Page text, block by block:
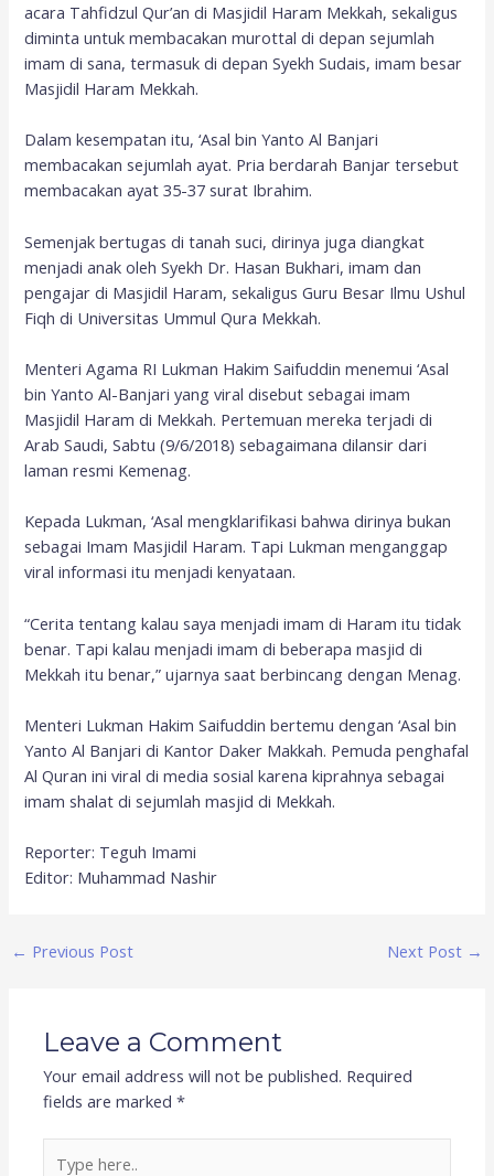
acara Tahfidzul Qur’an di Masjidil Haram Mekkah, sekaligus
diminta untuk membacakan murottal di depan sejumlah
imam di sana, termasuk di depan Syekh Sudais, imam besar
Masjidil Haram Mekkah.
Dalam kesempatan itu, ‘Asal bin Yanto Al Banjari
membacakan sejumlah ayat. Pria berdarah Banjar tersebut
membacakan ayat 35-37 surat Ibrahim.
Semenjak bertugas di tanah suci, dirinya juga diangkat
menjadi anak oleh Syekh Dr. Hasan Bukhari, imam dan
pengajar di Masjidil Haram, sekaligus Guru Besar Ilmu Ushul
Fiqh di Universitas Ummul Qura Mekkah.
Menteri Agama RI Lukman Hakim Saifuddin menemui ‘Asal
bin Yanto Al-Banjari yang viral disebut sebagai imam
Masjidil Haram di Mekkah. Pertemuan mereka terjadi di
Arab Saudi, Sabtu (9/6/2018) sebagaimana dilansir dari
laman resmi Kemenag.
Kepada Lukman, ‘Asal mengklarifikasi bahwa dirinya bukan
sebagai Imam Masjidil Haram. Tapi Lukman menganggap
viral informasi itu menjadi kenyataan.
“Cerita tentang kalau saya menjadi imam di Haram itu tidak
benar. Tapi kalau menjadi imam di beberapa masjid di
Mekkah itu benar,” ujarnya saat berbincang dengan Menag.
Menteri Lukman Hakim Saifuddin bertemu dengan ‘Asal bin
Yanto Al Banjari di Kantor Daker Makkah. Pemuda penghafal
Al Quran ini viral di media sosial karena kiprahnya sebagai
imam shalat di sejumlah masjid di Mekkah.
Reporter: Teguh Imami
Editor: Muhammad Nashir
← Previous Post Next Post →
Leave a Comment
Your email address will not be published. Required
fields are marked*